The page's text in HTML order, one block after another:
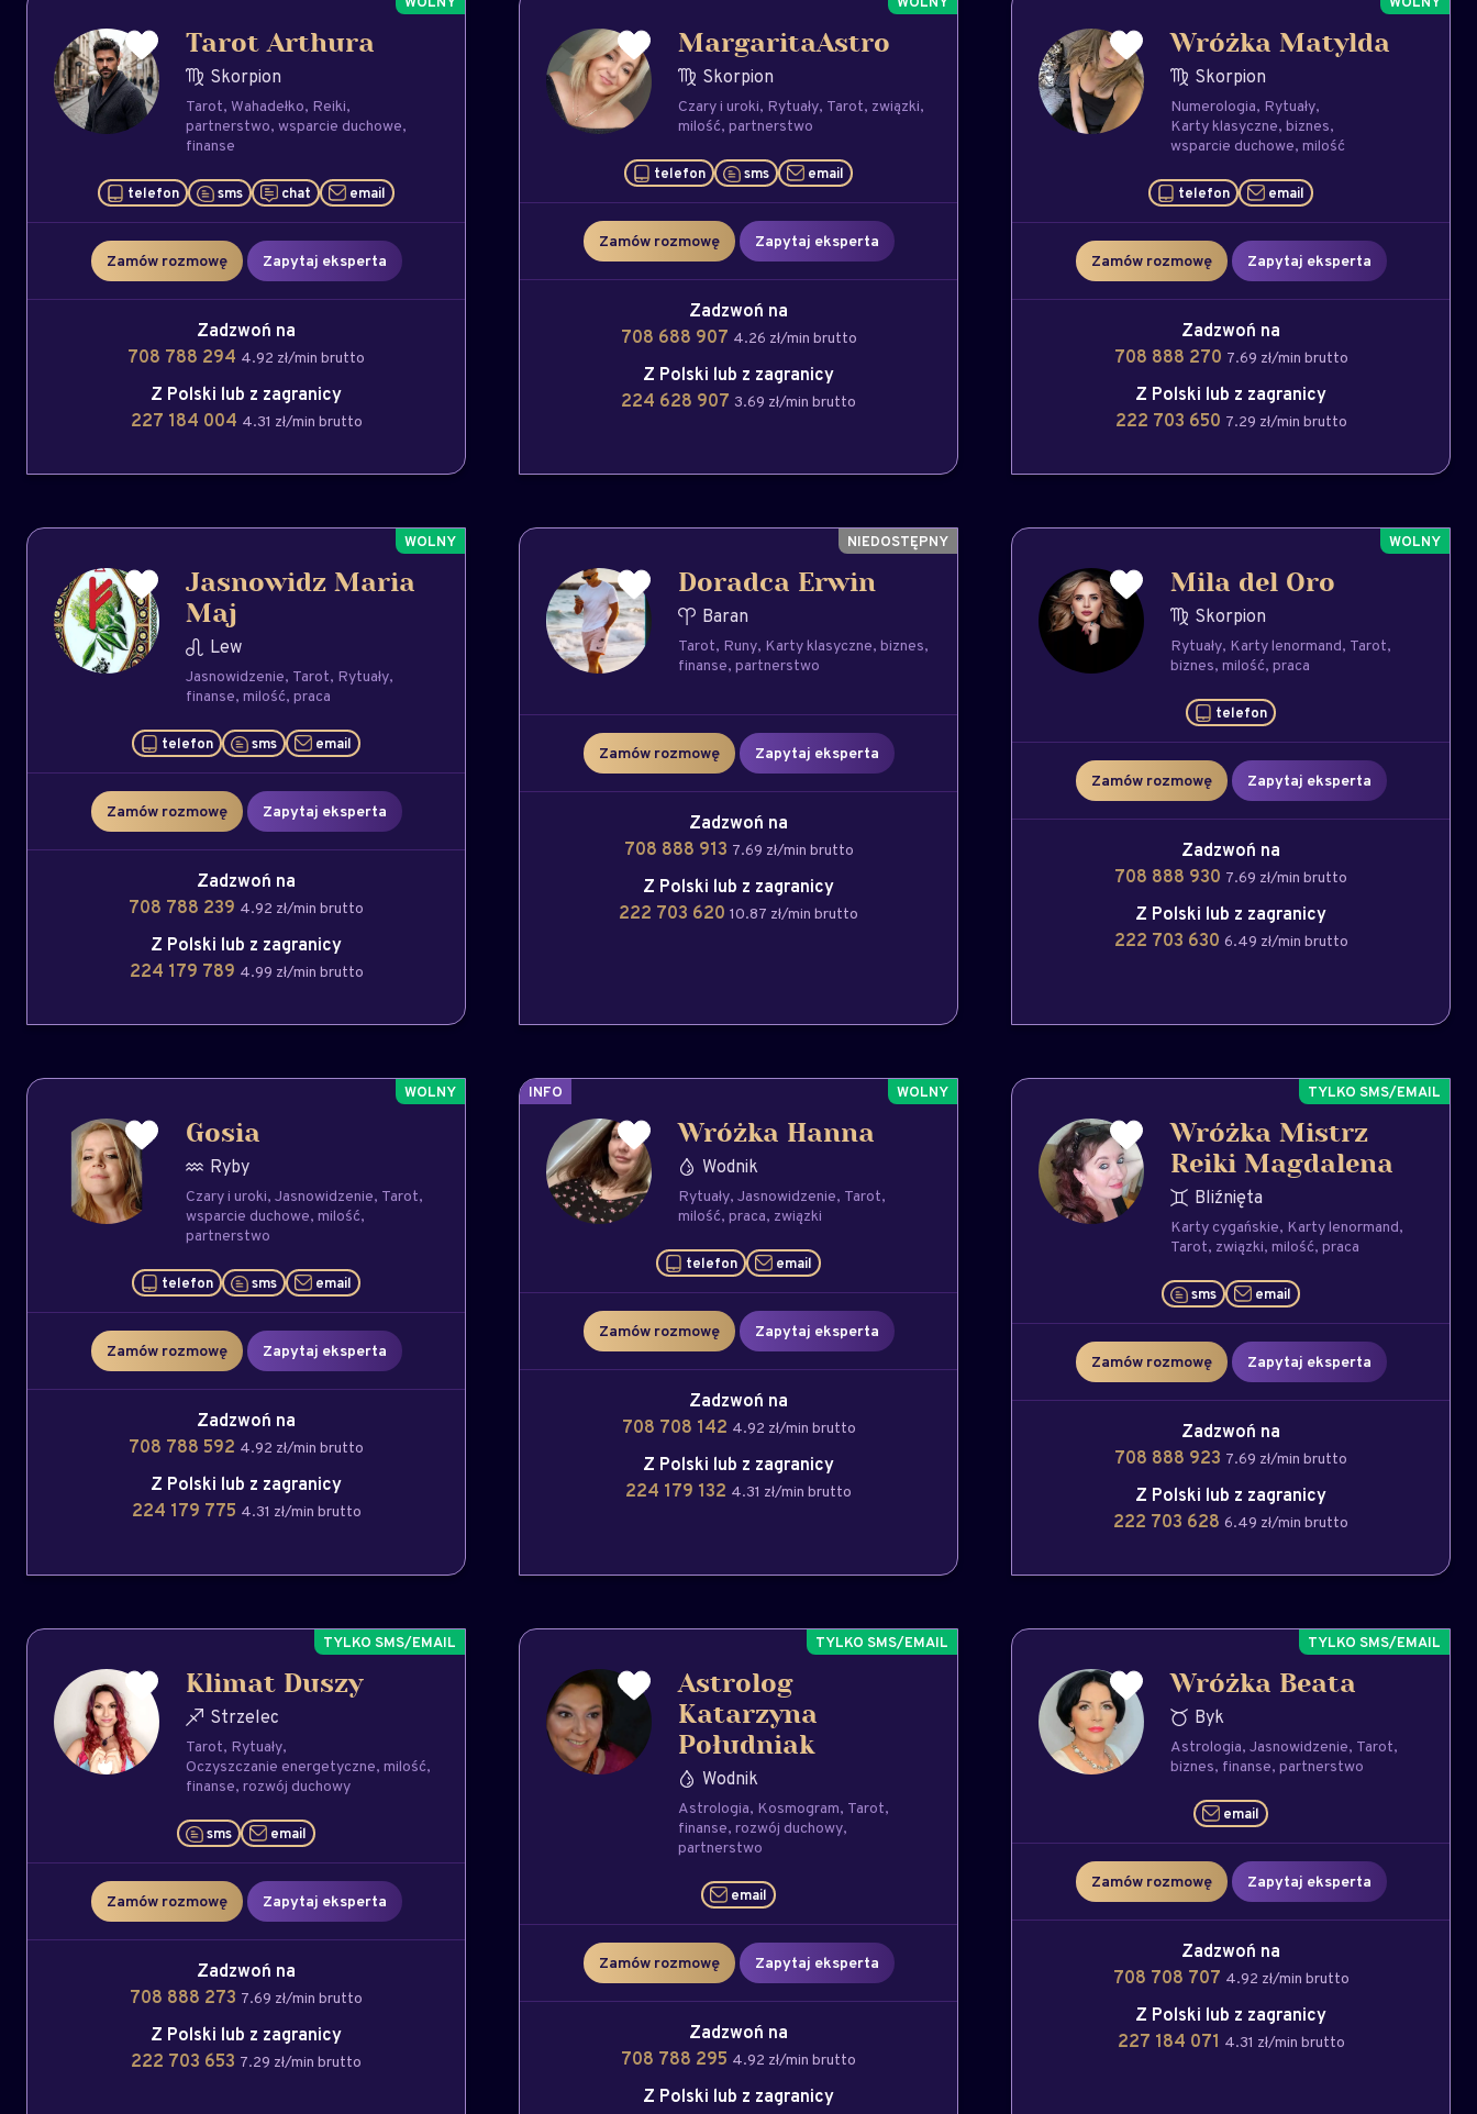
Tarot Arthura
Skorpion
Tarot Wahadełko Reiki
partnerstwo wsparcie duchowe
finanse
telefon sms chat email
Zamów rozmowę Zapytaj eksperta
Zadzwoń na
708 788 294 4.92 zł/min brutto
Z Polski lub z zagranicy
227 184 004 4.31 zł/min brutto
MargaritaAstro
Skorpion
Czary i uroki Rytuały Tarot związki
milość partnerstwo
telefon sms email
Zamów rozmowę Zapytaj eksperta
Zadzwoń na
708 688 907 4.26 zł/min brutto
Z Polski lub z zagranicy
224 628 907 3.69 zł/min brutto
Wróżka Matylda
Skorpion
Numerologia Rytuały
Karty klasyczne biznes
wsparcie duchowe milość
telefon email
Zamów rozmowę Zapytaj eksperta
Zadzwoń na
708 888 270 7.69 zł/min brutto
Z Polski lub z zagranicy
222 703 650 7.29 zł/min brutto
Jasnowidz Maria
Maj
Lew
Jasnowidzenie Tarot Rytuały
finanse milość praca
telefon sms email
Zamów rozmowę Zapytaj eksperta
Zadzwoń na
708 788 239 4.92 zł/min brutto
Z Polski lub z zagranicy
224 179 789 4.99 zł/min brutto
Doradca Erwin
Baran
Tarot Runy Karty klasyczne biznes
finanse partnerstwo
Zamów rozmowę Zapytaj eksperta
Zadzwoń na
708 888 913 7.69 zł/min brutto
Z Polski lub z zagranicy
222 703 620 10.87 zł/min brutto
Mila del Oro
Skorpion
Rytuały Karty lenormand Tarot
biznes milość praca
telefon
Zamów rozmowę Zapytaj eksperta
Zadzwoń na
708 888 930 7.69 zł/min brutto
Z Polski lub z zagranicy
222 703 630 6.49 zł/min brutto
Gosia
Ryby
Czary i uroki Jasnowidzenie Tarot
wsparcie duchowe milość
partnerstwo
telefon sms email
Zamów rozmowę Zapytaj eksperta
Zadzwoń na
708 788 592 4.92 zł/min brutto
Z Polski lub z zagranicy
224 179 775 4.31 zł/min brutto
INFO
Wróżka Hanna
Wodnik
Rytuały Jasnowidzenie Tarot
milość praca związki
telefon email
Zamów rozmowę Zapytaj eksperta
Zadzwoń na
708 708 142 4.92 zł/min brutto
Z Polski lub z zagranicy
224 179 132 4.31 zł/min brutto
Wróżka Mistrz
Reiki Magdalena
Bliźnięta
Karty cygańskie Karty lenormand
Tarot związki milość praca
sms email
Zamów rozmowę Zapytaj eksperta
Zadzwoń na
708 888 923 7.69 zł/min brutto
Z Polski lub z zagranicy
222 703 628 6.49 zł/min brutto
Klimat Duszy
Strzelec
Tarot Rytuały
Oczyszczanie energetyczne milość
finanse rozwój duchowy
sms email
Zamów rozmowę Zapytaj eksperta
Zadzwoń na
708 888 273 7.69 zł/min brutto
Z Polski lub z zagranicy
222 703 653 7.29 zł/min brutto
Astrolog
Katarzyna
Południak
Wodnik
Astrologia Kosmogram Tarot
finanse rozwój duchowy
partnerstwo
email
Zamów rozmowę Zapytaj eksperta
Zadzwoń na
708 788 295 4.92 zł/min brutto
Z Polski lub z zagranicy
Wróżka Beata
Byk
Astrologia Jasnowidzenie Tarot
biznes finanse partnerstwo
email
Zamów rozmowę Zapytaj eksperta
Zadzwoń na
708 708 707 4.92 zł/min brutto
Z Polski lub z zagranicy
227 184 071 4.31 zł/min brutto